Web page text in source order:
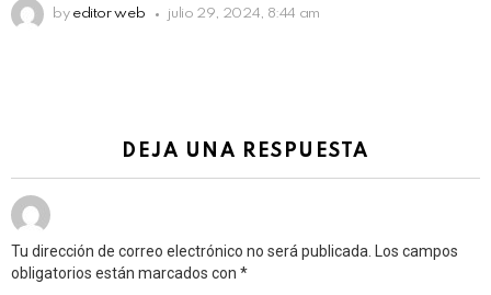
by editor web julio 29, 2024, 8:44 am
DEJA UNA RESPUESTA
Tu dirección de correo electrónico no será publicada.
Los campos
obligatorios están marcados con *